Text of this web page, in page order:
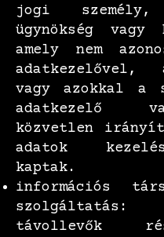
jogi személy,
ügynökség vagy
amely nem
adatkezelővel,
vagy azokkal a
adatkezelő
közvetlen
adatok
kaptak.
információs
szolgáltatás:
távollevők